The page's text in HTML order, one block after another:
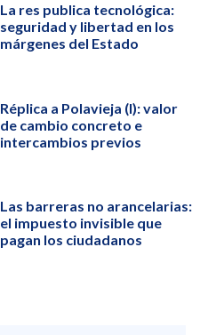
La res publica tecnológica:
seguridad y libertad en los
márgenes del Estado
Réplica a Polavieja (I): valor
de cambio concreto e
intercambios previos
Las barreras no arancelarias:
el impuesto invisible que
pagan los ciudadanos